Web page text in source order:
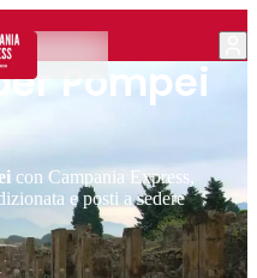
Pompei
con Campania Express,
e posti a sedere